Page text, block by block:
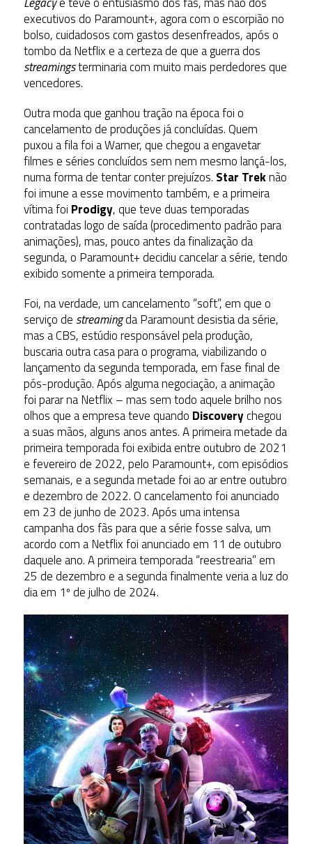
executivos do Paramount+, agora com o escorpião no
bolso, cuidadosos com gastos desenfreados, após o
tombo da Netflix e a certeza de que a guerra dos
streamingsterminaria com muito mais perdedores que
vencedores.
Outra moda que ganhou tração na época foi o
cancelamento de produções já concluídas. Quem
puxou a fila foi a Warner, que chegou a engavetar
filmes e séries concluídos sem nem mesmo lançá-los,
numa forma de tentar conter prejuízos. Star Treknão
foi imune a esse movimento também, e a primeira
vítima foi Prodigy, que teve duas temporadas
contratadas logo de saída (procedimento padrão para
animações), mas, pouco antes da finalização da
segunda, o Paramount+ decidiu cancelar a série, tendo
exibido somente a primeira temporada.
Foi, na verdade, um cancelamento “soft”, em que o
serviço de streamingda Paramount desistia da série,
mas a CBS, estúdio responsável pela produção,
buscaria outra casa para o programa, viabilizando o
lançamento da segunda temporada, em fase final de
pós-produção. Após alguma negociação, a animação
foi parar na Netflix – mas sem todo aquele brilho nos
olhos que a empresa teve quando Discoverychegou
a suas mãos, alguns anos antes. A primeira metade da
primeira temporada foi exibida entre outubro de 2021
e fevereiro de 2022, pelo Paramount+, com episódios
semanais, e a segunda metade foi ao ar entre outubro
e dezembro de 2022. O cancelamento foi anunciado
em 23 de junho de 2023. Após uma intensa
campanha dos fãs para que a série fosse salva, um
acordo com a Netflix foi anunciado em 11 de outubro
daquele ano. A primeira temporada “reestrearia” em
25 de dezembro e a segunda finalmente veria a luz do
dia em 1º de julho de 2024.